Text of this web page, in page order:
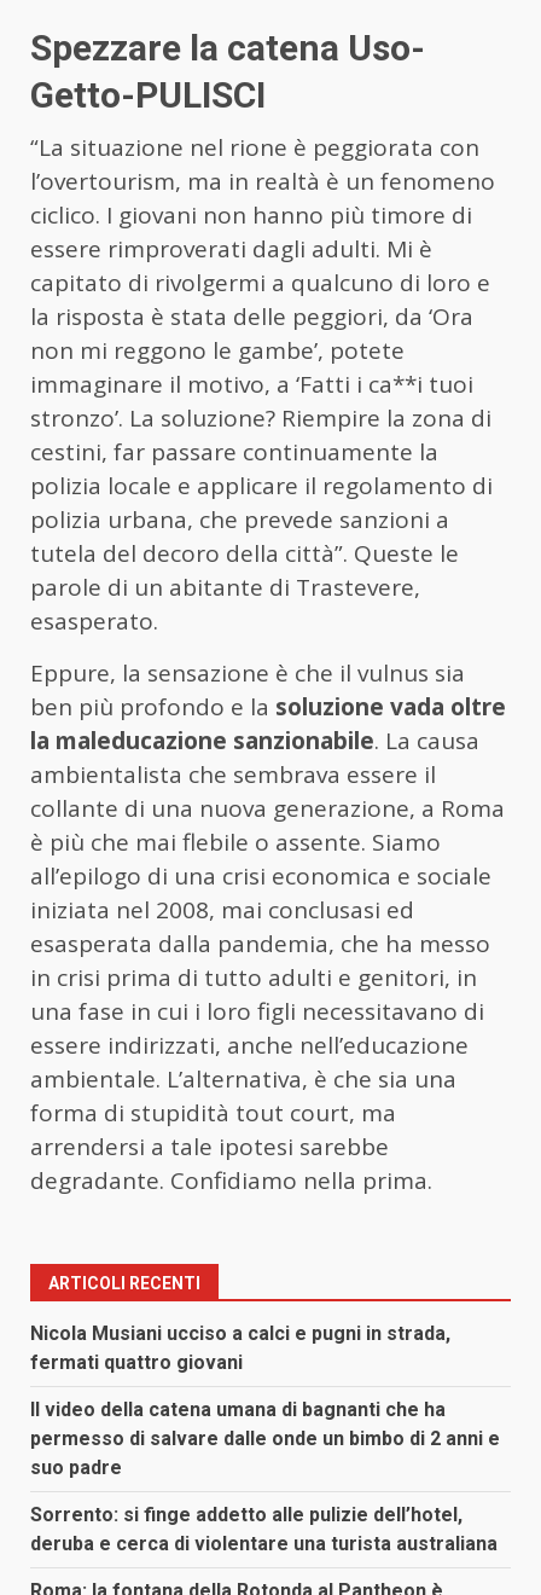
Spezzare la catena Uso-
Getto-PULISCI
“La situazione nel rione è peggiorata con
l’overtourism, ma in realtà è un fenomeno
ciclico. I giovani non hanno più timore di
essere rimproverati dagli adulti. Mi è
capitato di rivolgermi a qualcuno di loro e
la risposta è stata delle peggiori, da ‘Ora
non mi reggono le gambe’, potete
immaginare il motivo, a ‘Fatti i ca**i tuoi
stronzo’. La soluzione? Riempire la zona di
cestini, far passare continuamente la
polizia locale e applicare il regolamento di
polizia urbana, che prevede sanzioni a
tutela del decoro della città”. Queste le
parole di un abitante di Trastevere,
esasperato.
Eppure, la sensazione è che il vulnus sia
ben più profondo e la soluzione vada oltre
la maleducazione sanzionabile. La causa
ambientalista che sembrava essere il
collante di una nuova generazione, a Roma
è più che mai flebile o assente. Siamo
all’epilogo di una crisi economica e sociale
iniziata nel 2008, mai conclusasi ed
esasperata dalla pandemia, che ha messo
in crisi prima di tutto adulti e genitori, in
una fase in cui i loro figli necessitavano di
essere indirizzati, anche nell’educazione
ambientale. L’alternativa, è che sia una
forma di stupidità tout court, ma
arrendersi a tale ipotesi sarebbe
degradante. Confidiamo nella prima.
ARTICOLI RECENTI
Nicola Musiani ucciso a calci e pugni in strada,
fermati quattro giovani
Il video della catena umana di bagnanti che ha
permesso di salvare dalle onde un bimbo di 2 anni e
suo padre
Sorrento: si finge addetto alle pulizie dell’hotel,
deruba e cerca di violentare una turista australiana
Roma: la fontana della Rotonda al Pantheon è